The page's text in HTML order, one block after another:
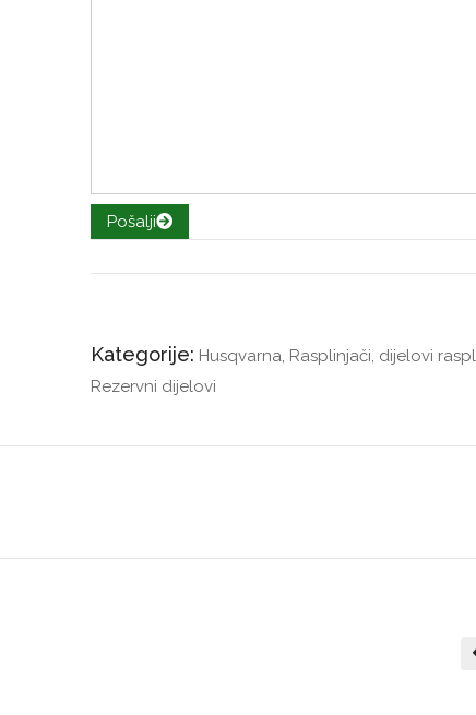
Pošalji
Kategorije: Husqvarna, Rasplinjači, dijelovi
Rezervni dijelovi